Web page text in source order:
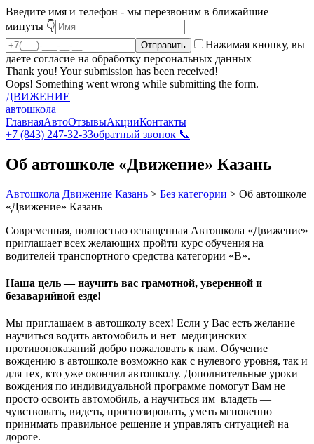
Введите имя и телефон - мы перезвоним в ближайшие
минуты 👇
Нажимая кнопку, вы
даете согласие на обработку персональных данных
Thank you! Your submission has been received!
Oops! Something went wrong while submitting the form.
ДВИЖЕНИЕ
автошкола
ГлавнаяАвтоОтзывыАкцииКонтакты
+7 (843) 247-32-33обратный звонок 📞
Об автошколе «Движение» Казань
Автошкола Движение Казань > Без категории > Об автошколе
«Движение» Казань
Современная, полностью оснащенная Автошкола «Движение»
приглашает всех желающих пройти курс обучения на
водителей транспортного средства категории «В».
Наша цель — научить вас грамотной, уверенной и
безаварийной езде!
Мы приглашаем в автошколу всех! Если у Вас есть желание
научиться водить автомобиль и нет медицинских
противопоказаний добро пожаловать к нам. Обучение
вождению в автошколе возможно как с нулевого уровня, так и
для тех, кто уже окончил автошколу. Дополнительные уроки
вождения по индивидуальной программе помогут Вам не
просто освоить автомобиль, а научиться им владеть —
чувствовать, видеть, прогнозировать, уметь мгновенно
принимать правильное решение и управлять ситуацией на
дороге.